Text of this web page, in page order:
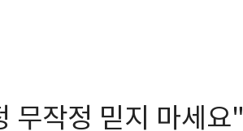
무작정 믿지 마세요"